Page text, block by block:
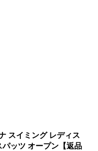
スイミング レディス
ッツ オープン【返品